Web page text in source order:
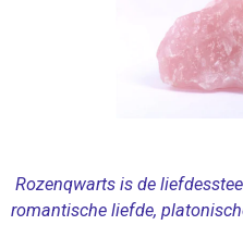
Rozenqwarts is de
romantische liefde,